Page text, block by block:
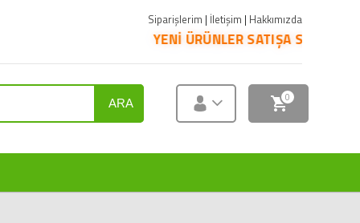
Siparişlerim | İletişim | Hakkımızda
YENİ ÜRÜNLER SATIŞA SUNULMUŞTUR.
ARA 0